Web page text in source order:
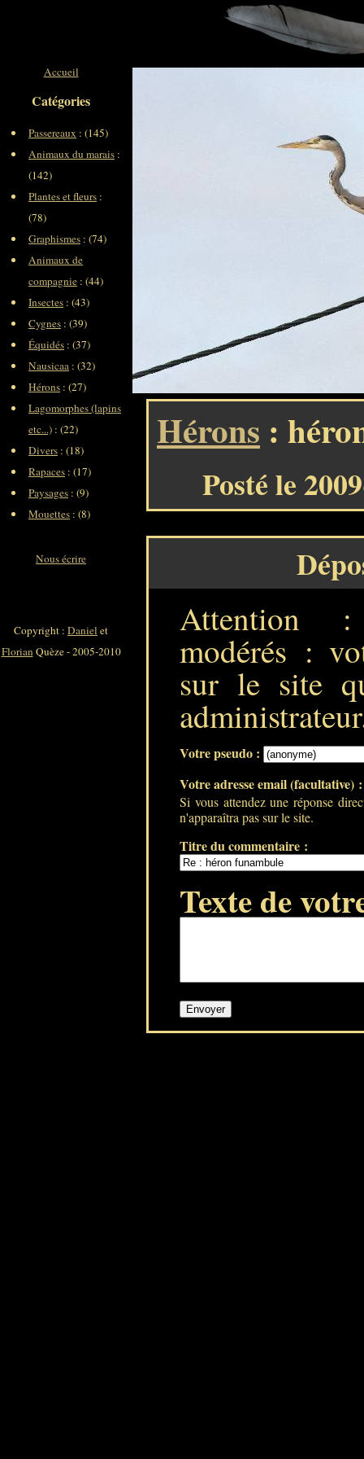
Hérons :
Posté le
Attention :
modérés :
sur le site
Votre pseudo :
Votre adresse email (facultative)
Si vous attendez une réponse
n'apparaîtra pas sur le site.
Titre du commentaire :
Texte de
Accueil
Catégories
Passereaux : (145)
Animaux du marais :
(142)
Plantes et fleurs :
(78)
Graphismes : (74)
Animaux de
compagnie : (44)
Insectes : (43)
Cygnes : (39)
Équidés : (37)
Nausicaa : (32)
Hérons : (27)
Lagomorphes (lapins
etc...) : (22)
Divers : (18)
Rapaces : (17)
Paysages : (9)
Mouettes : (8)
Nous écrire
Copyright : Daniel et
FlorianQuèze - 2005-2010